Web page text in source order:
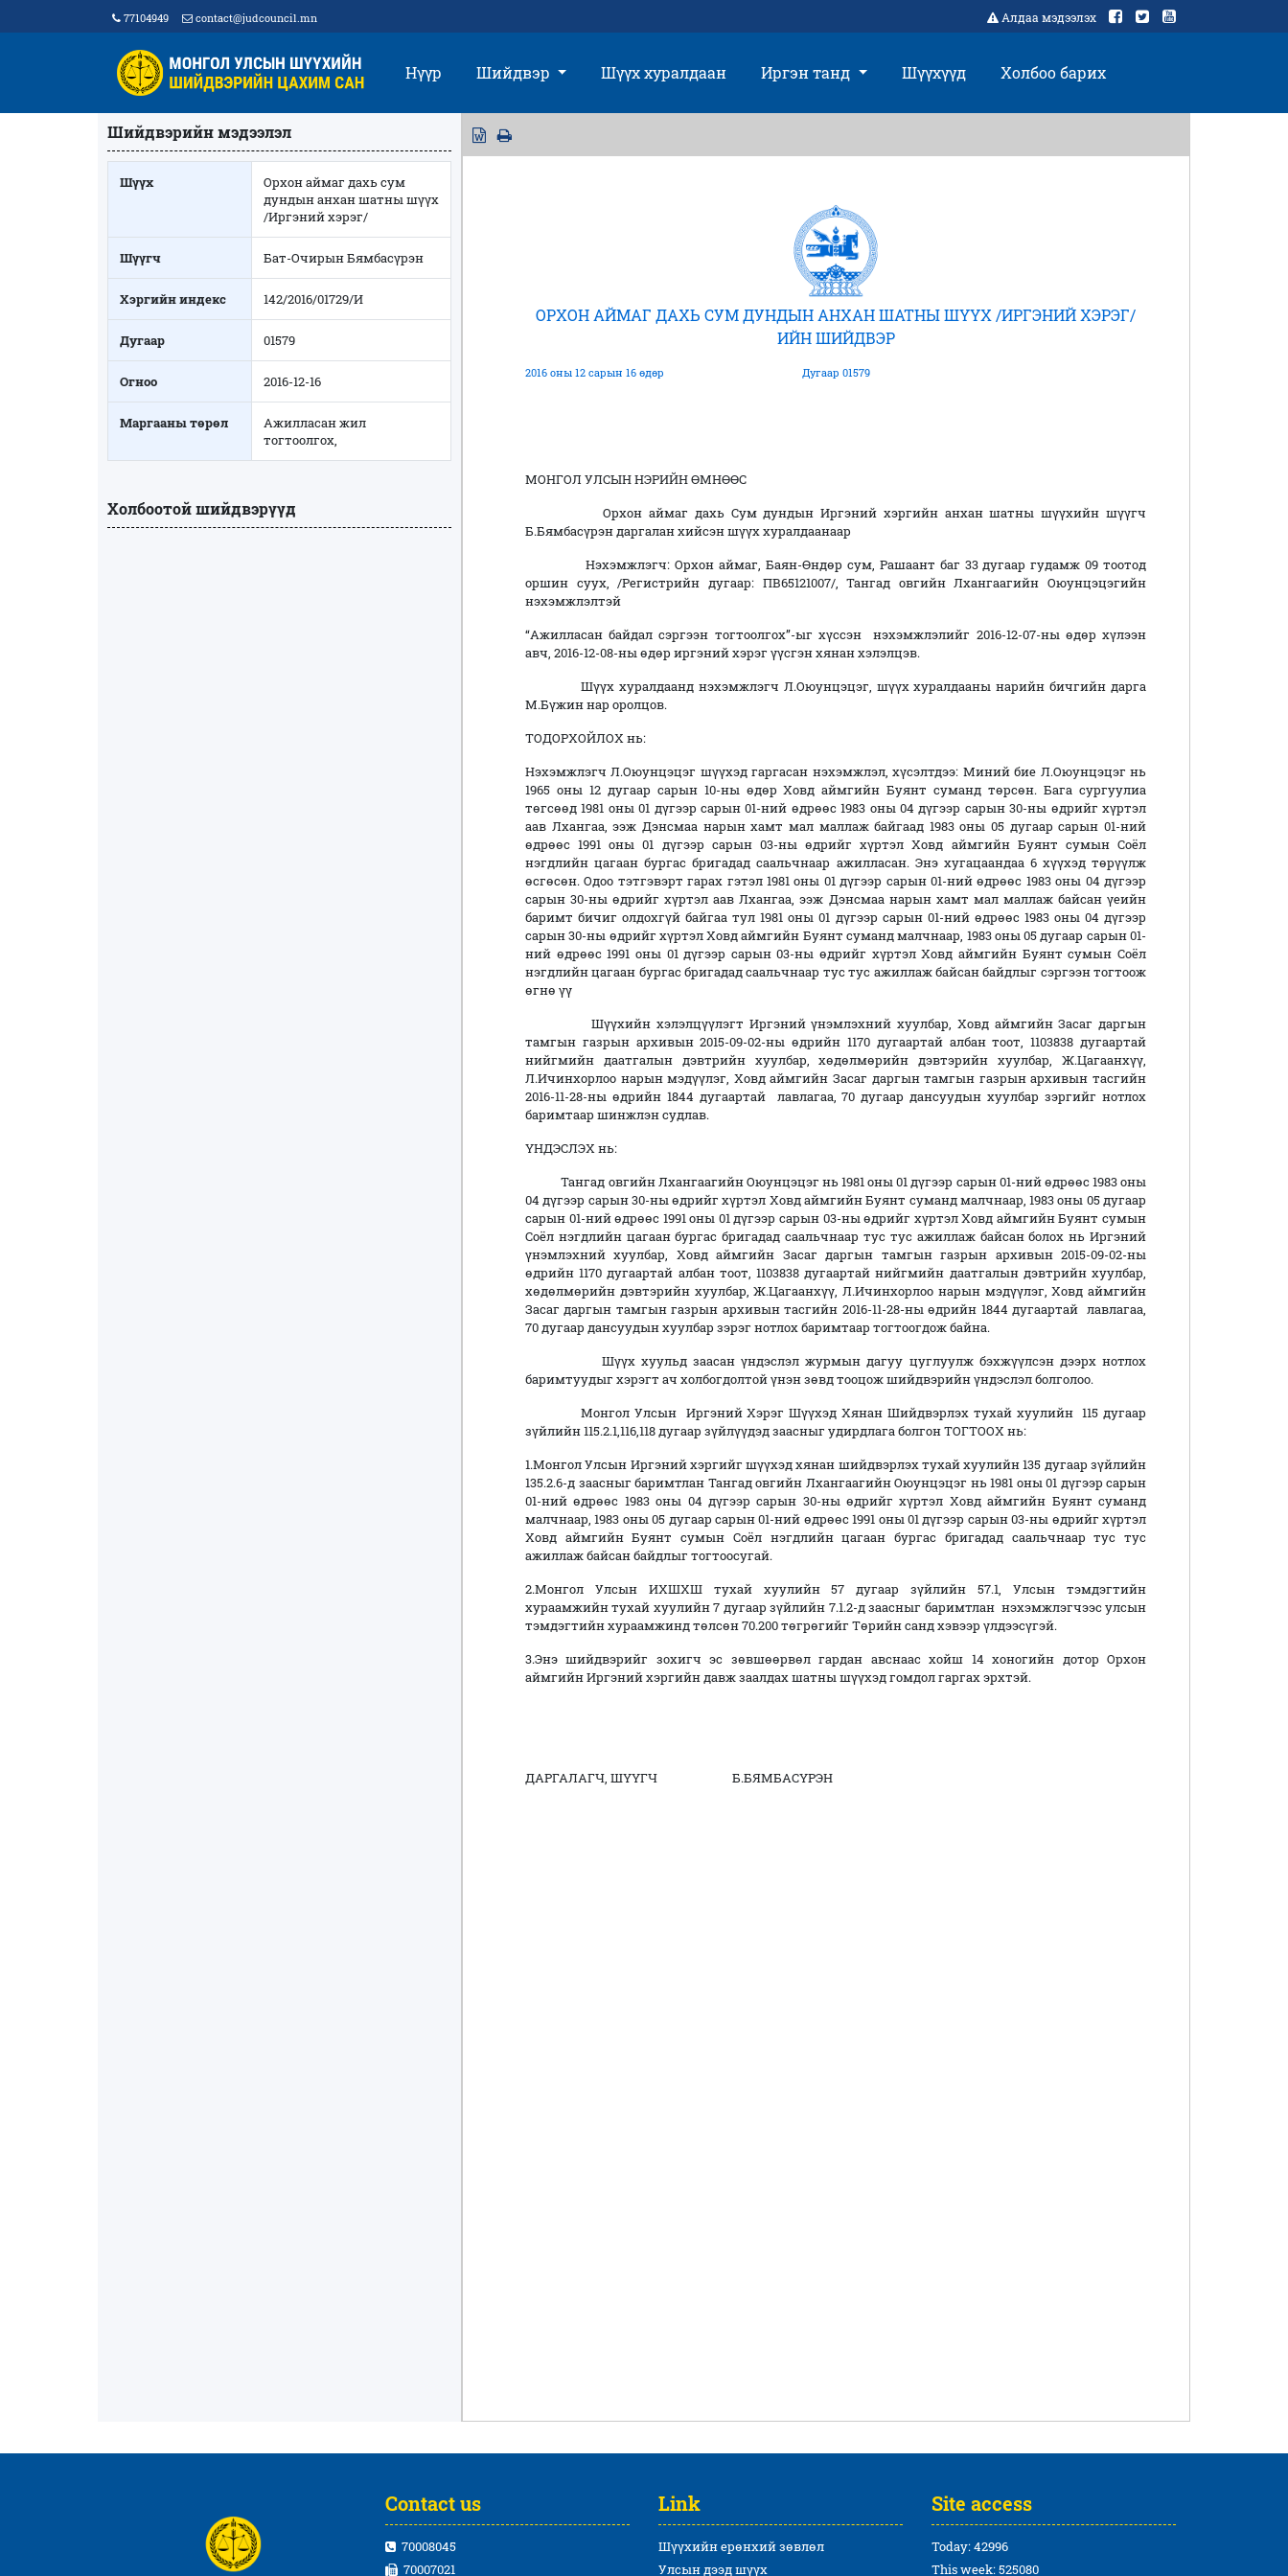
77104949 contact@judcouncil.mn Алдаа мэдээлэх
Нүүр Шийдвэр Шүүх хуралдаан Иргэн танд Шүүхүүд Холбоо барих
Шийдвэрийн мэдээлэл
Шүүх
Орхон аймаг дахь сум
дундын анхан шатны шүүх
/Иргэний хэрэг/
Шүүгч Бат-Очирын Бямбасүрэн
Хэргийн индекс 142/2016/01729/И
Дугаар 01579
Огноо 2016-12-16
Маргааны төрөл
Ажилласан жил
тогтоолгох,
Холбоотой шийдвэрүүд
ОРХОН АЙМАГ ДАХЬ СУМ ДУНДЫН АНХАН ШАТНЫ ШҮҮХ /ИРГЭНИЙ ХЭРЭГ/
ИЙН ШИЙДВЭР
2016 оны 12 сарын 16 өдөр Дугаар 01579
МОНГОЛ УЛСЫН НЭРИЙН ӨМНӨӨС
Орхон аймаг дахь Сум дундын Иргэний хэргийн анхан шатны шүүхийн шүүгч
Б.Бямбасүрэн даргалан хийсэн шүүх хуралдаанаар
Нэхэмжлэгч: Орхон аймаг, Баян-Өндөр сум, Рашаант баг 33 дугаар гудамж 09 тоотод
оршин суух, /Регистрийн дугаар: ПВ65121007/, Тангад овгийн Лхангаагийн Оюунцэцэгийн
нэхэмжлэлтэй
“Ажилласан байдал сэргээн тогтоолгох”-ыг хүссэн нэхэмжлэлийг 2016-12-07-ны өдөр хүлээн
авч, 2016-12-08-ны өдөр иргэний хэрэг үүсгэн хянан хэлэлцэв.
Шүүх хуралдаанд нэхэмжлэгч Л.Оюунцэцэг, шүүх хуралдааны нарийн бичгийн дарга
М.Бүжин нар оролцов.
ТОДОРХОЙЛОХ нь:
Нэхэмжлэгч Л.Оюунцэцэг шүүхэд гаргасан нэхэмжлэл, хүсэлтдээ: Миний бие Л.Оюунцэцэг нь
1965 оны 12 дугаар сарын 10-ны өдөр Ховд аймгийн Буянт суманд төрсөн. Бага сургуулиа
төгсөөд 1981 оны 01 дүгээр сарын 01-ний өдрөөс 1983 оны 04 дүгээр сарын 30-ны өдрийг хүртэл
аав Лхангаа, ээж Дэнсмаа нарын хамт мал маллаж байгаад 1983 оны 05 дугаар сарын 01-ний
өдрөөс 1991 оны 01 дүгээр сарын 03-ны өдрийг хүртэл Ховд аймгийн Буянт сумын Соёл
нэгдлийн цагаан бургас бригадад саальчнаар ажилласан. Энэ хугацаандаа 6 хүүхэд төрүүлж
өсгөсөн. Одоо тэтгэвэрт гарах гэтэл 1981 оны 01 дүгээр сарын 01-ний өдрөөс 1983 оны 04 дүгээр
сарын 30-ны өдрийг хүртэл аав Лхангаа, ээж Дэнсмаа нарын хамт мал маллаж байсан үеийн
баримт бичиг олдохгүй байгаа тул 1981 оны 01 дүгээр сарын 01-ний өдрөөс 1983 оны 04 дүгээр
сарын 30-ны өдрийг хүртэл Ховд аймгийн Буянт суманд малчнаар, 1983 оны 05 дугаар сарын 01-
ний өдрөөс 1991 оны 01 дүгээр сарын 03-ны өдрийг хүртэл Ховд аймгийн Буянт сумын Соёл
нэгдлийн цагаан бургас бригадад саальчнаар тус тус ажиллаж байсан байдлыг сэргээн тогтоож
өгнө үү
Шүүхийн хэлэлцүүлэгт Иргэний үнэмлэхний хуулбар, Ховд аймгийн Засаг даргын
тамгын газрын архивын 2015-09-02-ны өдрийн 1170 дугаартай албан тоот, 1103838 дугаартай
нийгмийн даатгалын дэвтрийн хуулбар, хөдөлмөрийн дэвтэрийн хуулбар, Ж.Цагаанхүү,
Л.Ичинхорлоо нарын мэдүүлэг, Ховд аймгийн Засаг даргын тамгын газрын архивын тасгийн
2016-11-28-ны өдрийн 1844 дугаартай лавлагаа, 70 дугаар дансуудын хуулбар зэргийг нотлох
баримтаар шинжлэн судлав.
ҮНДЭСЛЭХ нь:
Тангад овгийн Лхангаагийн Оюунцэцэг нь 1981 оны 01 дүгээр сарын 01-ний өдрөөс 1983 оны
04 дүгээр сарын 30-ны өдрийг хүртэл Ховд аймгийн Буянт суманд малчнаар, 1983 оны 05 дугаар
сарын 01-ний өдрөөс 1991 оны 01 дүгээр сарын 03-ны өдрийг хүртэл Ховд аймгийн Буянт сумын
Соёл нэгдлийн цагаан бургас бригадад саальчнаар тус тус ажиллаж байсан болох нь Иргэний
үнэмлэхний хуулбар, Ховд аймгийн Засаг даргын тамгын газрын архивын 2015-09-02-ны
өдрийн 1170 дугаартай албан тоот, 1103838 дугаартай нийгмийн даатгалын дэвтрийн хуулбар,
хөдөлмөрийн дэвтэрийн хуулбар, Ж.Цагаанхүү, Л.Ичинхорлоо нарын мэдүүлэг, Ховд аймгийн
Засаг даргын тамгын газрын архивын тасгийн 2016-11-28-ны өдрийн 1844 дугаартай лавлагаа,
70 дугаар дансуудын хуулбар зэрэг нотлох баримтаар тогтоогдож байна.
Шүүх хуульд заасан үндэслэл журмын дагуу цуглуулж бэхжүүлсэн дээрх нотлох
баримтуудыг хэрэгт ач холбогдолтой үнэн зөвд тооцож шийдвэрийн үндэслэл болголоо.
Монгол Улсын Иргэний Хэрэг Шүүхэд Хянан Шийдвэрлэх тухай хуулийн 115 дугаар
зүйлийн 115.2.1,116,118 дугаар зүйлүүдэд заасныг удирдлага болгон ТОГТООХ нь:
1.Монгол Улсын Иргэний хэргийг шүүхэд хянан шийдвэрлэх тухай хуулийн 135 дугаар зүйлийн
135.2.6-д заасныг баримтлан Тангад овгийн Лхангаагийн Оюунцэцэг нь 1981 оны 01 дүгээр сарын
01-ний өдрөөс 1983 оны 04 дүгээр сарын 30-ны өдрийг хүртэл Ховд аймгийн Буянт суманд
малчнаар, 1983 оны 05 дугаар сарын 01-ний өдрөөс 1991 оны 01 дүгээр сарын 03-ны өдрийг хүртэл
Ховд аймгийн Буянт сумын Соёл нэгдлийн цагаан бургас бригадад саальчнаар тус тус
ажиллаж байсан байдлыг тогтоосугай.
2.Монгол Улсын ИХШХШ тухай хуулийн 57 дугаар зүйлийн 57.1, Улсын тэмдэгтийн
хураамжийн тухай хуулийн 7 дугаар зүйлийн 7.1.2-д заасныг баримтлан нэхэмжлэгчээс улсын
тэмдэгтийн хураамжинд төлсөн 70.200 төгрөгийг Төрийн санд хэвээр үлдээсүгэй.
3.Энэ шийдвэрийг зохигч эс зөвшөөрвөл гардан авснаас хойш 14 хоногийн дотор Орхон
аймгийн Иргэний хэргийн давж заалдах шатны шүүхэд гомдол гаргах эрхтэй.
ДАРГАЛАГЧ, ШҮҮГЧ Б.БЯМБАСҮРЭН
Contact us
70008045
70007021
Link
Шүүхийн ерөнхий зөвлөл
Улсын дээд шүүх
Site access
Today: 42996
This week: 525080